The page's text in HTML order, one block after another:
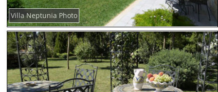
Villa Neptunia Photo